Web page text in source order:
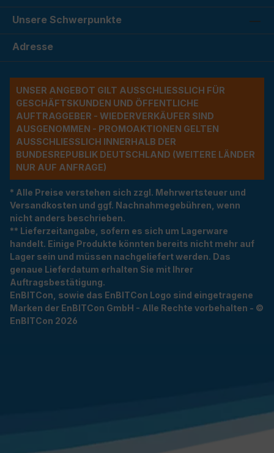
Unsere Schwerpunkte
Adresse
UNSER ANGEBOT GILT AUSSCHLIESSLICH FÜR G
ESCHÄFTSKUNDEN UND ÖFFENTLICHE A
UFTRAGGEBER - WIEDERVERKÄUFER SIND A
USGENOMMEN - PROMOAKTIONEN GELTEN A
USSCHLIESSLICH INNERHALB DER BU
NDESREPUBLIK DEUTSCHLAND (WEITERE LÄNDER NU
R AUF ANFRAGE)
* Alle Preise verstehen sich zzgl. Mehrwertsteuer und
Versandkosten und ggf. Nachnahmegebühren, wenn
nicht anders beschrieben.
** Lieferzeitangabe, sofern es sich um Lagerware
handelt. Einige Produkte könnten bereits nicht mehr auf
Lager sein und müssen nachgeliefert werden. Das
genaue Lieferdatum erhalten Sie mit Ihrer
Auftragsbestätigung.
EnBITCon, sowie das EnBITCon Logo sind eingetragene
Marken der EnBITCon GmbH - Alle Rechte vorbehalten - ©
EnBITCon 2026